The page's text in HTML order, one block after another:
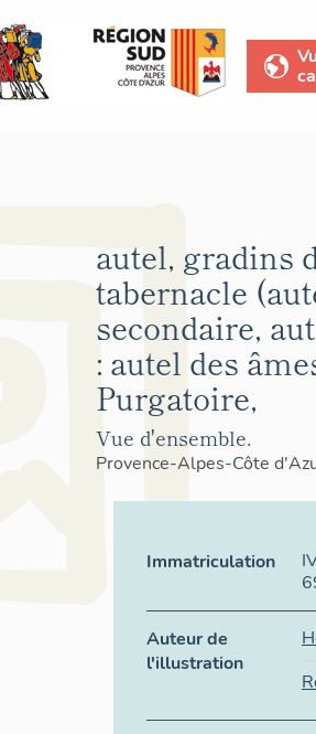
autel, gradins
tabernacle
secondaire,
: autel des
Purgatoire,
Vue d'ensemble.
Provence-Alpes-Côte
Immatriculation
Auteur de
l'illustration